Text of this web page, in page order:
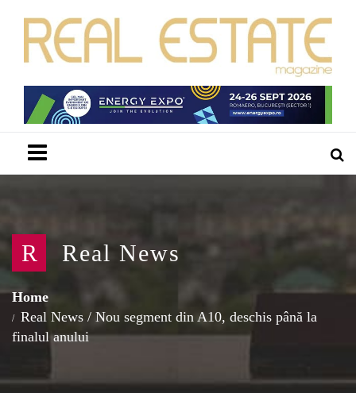
R Real News
Home
Real News / Nou segment din A10, deschis până la
finalul anului